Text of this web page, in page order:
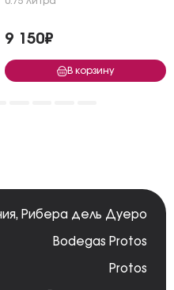
9 150₽
В корзину
, Рибера дель Дуеро
Bodegas Protos
Protos